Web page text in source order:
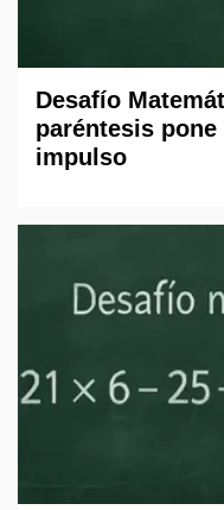
Desafío
paréntesis
impulso